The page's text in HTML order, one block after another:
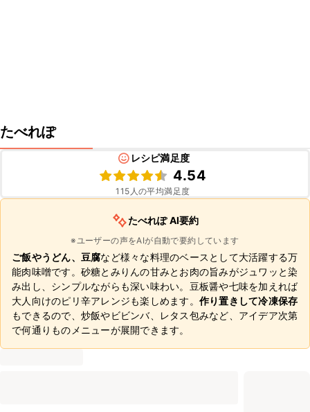
たべれぽ
レシピ満足度
4.54
115 人の平均満足度
たべれぽ AI要約
※ユーザーの声をAIが自動で要約しています
ご飯やうどん、豆腐など様々な料理のベースとして大活躍する万
能肉味噌です。砂糖とみりんの甘みとお肉の旨みがジュワッと染
み出し、シンプルながらも深い味わい。豆板醤や七味を加えれば
大人向けのピリ辛アレンジも楽しめます。 作り置きして冷凍保存
もできるので、炒飯やビビンバ、レタス包みなど、アイデア次第
で何通りものメニューが展開できます。